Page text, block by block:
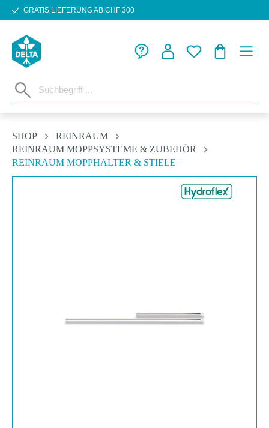
Zum Hauptinhalt springen
GRATIS LIEFERUNG AB CHF 300
SHOP
REINRAUM
REINRAUM MOPPSYSTEME & ZUBEHÖR
REINRAUM MOPPHALTER & STIELE